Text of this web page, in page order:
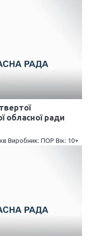
обласної ради
Виробник: ПОР Вік: 10+